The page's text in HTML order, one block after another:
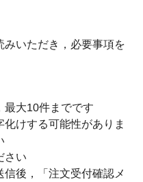
みいただき，必要事項を
最大10件までです
けする可能性がありま
さい
後，「注文受付確認メ